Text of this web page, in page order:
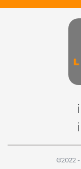
©2022 -